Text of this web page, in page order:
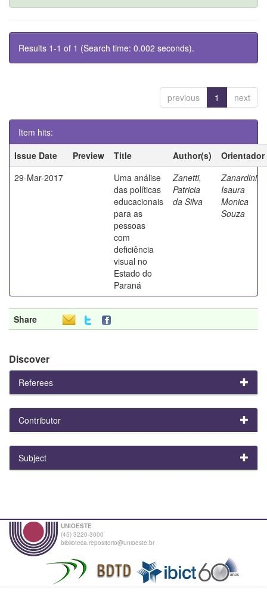
Results 1-1 of 1 (Search time: 0.002 seconds).
previous 1 next
Item hits:
Issue Date
Preview Title Author(s)
Orientador
29-Mar-2017
Uma análise
das políticas
educacionais
para as
pessoas
com
deficiência
visual no
Estado do
Paraná
Zanetti,
Patricia
da Silva
Zanardini,
Isaura
Monica
Souza
Share
Discover
Referees
Contributor
Subject
UNIOESTE
(45) 3220-3000
biblioteca.repositorio@unioeste.br